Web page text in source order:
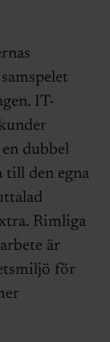
IT-
dubbel
till den egna
Rimliga
är
för